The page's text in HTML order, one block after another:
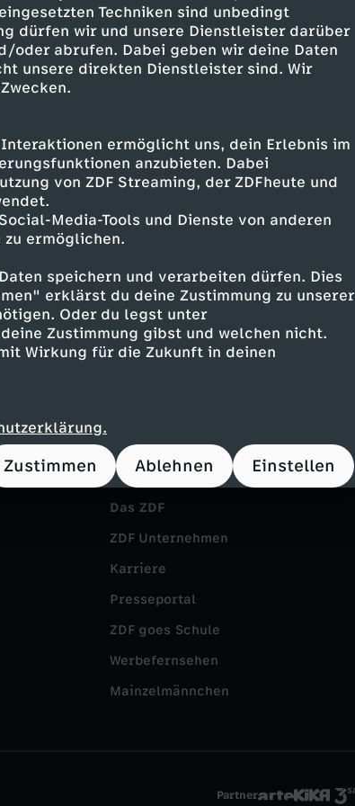
Techniken sind unbedingt
dürfen wir und unsere Dienstleister darüber
oder abrufen. Dabei geben wir deine Daten
unsere direkten Dienstleister sind. Wir
ermöglicht uns, dein Erlebnis im
anzubieten. Dabei
von ZDF Streaming, der ZDFheute und
Media-Tools und Dienste von anderen
ermöglichen.
speichern und verarbeiten dürfen. Dies
erklärst du deine Zustimmung zu unserer
Oder du legst unter
Zustimmung gibst und welchen nicht.
Wirkung für die Zukunft in deinen
Zustimmen Ablehnen Einstellen
FSK 0
Das ZDF
ZDF Unternehmen
Karriere
Presseportal
ZDF goes Schule
Werbefernsehen
Mainzelmännchen
Partner